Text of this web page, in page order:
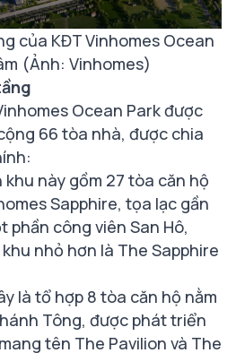
của KĐT Vinhomes Ocean
(Ảnh: Vinhomes)
Ocean Park được
66 tòa nhà, được chia
khu này gồm 27 tòa căn hộ
Sapphire, tọa lạc gần
phần công viên San Hô,
nhỏ hơn là The Sapphire
là tổ hợp 8 tòa căn hộ nằm
Tông, được phát triển
tên The Pavilion và The